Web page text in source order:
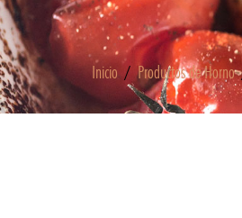
Inicio/Productos de Horno/